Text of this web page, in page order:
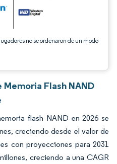
no se ordenaron de un modo
Flash NAND
flash NAND en 2026 se
creciendo desde el valor de
con proyecciones para 2031
creciendo a una CAGR